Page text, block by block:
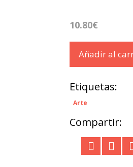
10.80€
Añadir al
Etiquetas:
Arte
Compartir: